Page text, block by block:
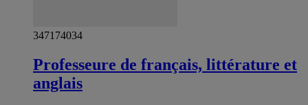
347174034
Professeure de français, littérature et
anglais